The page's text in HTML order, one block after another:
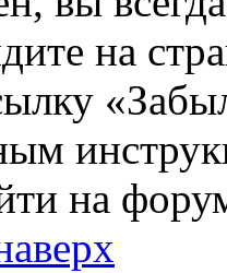
на
на